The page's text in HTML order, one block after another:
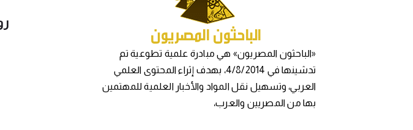
«الباحثون المصريون» هي مبادرة علمية تطوعية تم
تدشينها في 4/8/2014، بهدف إثراء المحتوى العلمي
العربي، وتسهيل نقل المواد والأخبار العلمية للمهتمين
بها من المصريين والعرب،